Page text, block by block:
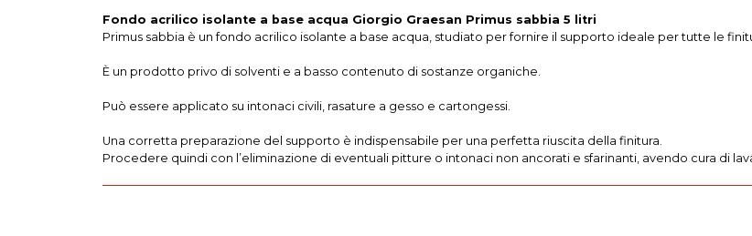
Fondo acrilico isolante a base acqua Giorgio Graesan Primus sabbia 5 litri
Primus sabbia è un fondo acrilico isolante a base acqua, studiato per fornire il supporto ideale per tutte le
È un prodotto privo di solventi e a basso contenuto di sostanze organiche.
Può essere applicato su intonaci civili, rasature a gesso e cartongessi.
Una corretta preparazione del supporto è indispensabile per una perfetta riuscita della finitura.
Procedere quindi con l’eliminazione di eventuali pitture o intonaci non ancorati e sfarinanti, avendo cura di